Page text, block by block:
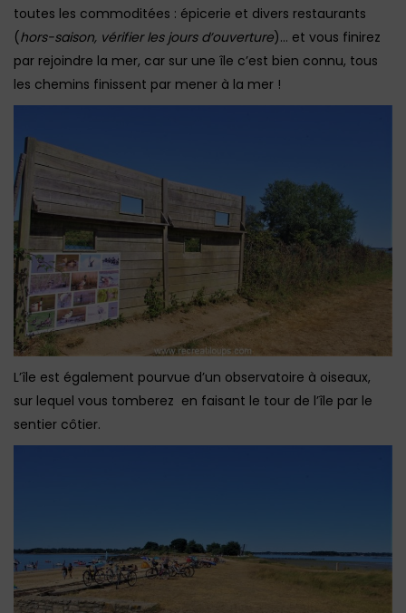
toutes les commoditées : épicerie et divers restaurants
(hors-saison, vérifier les jours d’ouverture)… et vous finirez
par rejoindre la mer, car sur une île c’est bien connu, tous
les chemins finissent par mener à la mer !
L’île est également pourvue d’un observatoire à oiseaux,
sur lequel vous tomberez en faisant le tour de l’île par le
sentier côtier.